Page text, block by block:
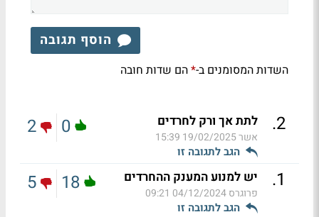
הוסף תגובה
השדות המסומנים ב-*הם שדות חובה
2
. לתת אך ורק לחרדים
אשר19/02/2025 15:39
הגב לתגובה זו
0
2
1
. יש למנוע המענק ההחרדים
פרוגרס04/12/2024 09:21
הגב לתגובה זו
18
5